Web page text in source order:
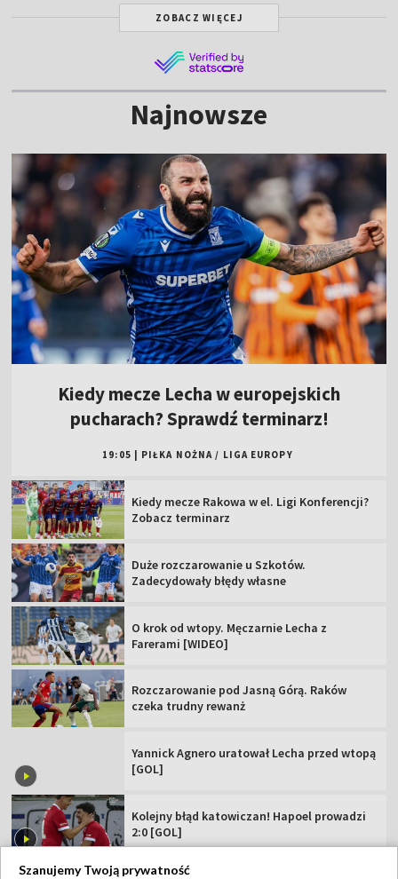
ZOBACZ WIĘCEJ
Najnowsze
Kiedy mecze Lecha w europejskich
pucharach? Sprawdź terminarz!
19:05 PIŁKA NOŻNA / LIGA EUROPY
Kiedy mecze Rakowa w el. Ligi Konferencji?
Zobacz terminarz
Duże rozczarowanie u Szkotów.
Zadecydowały błędy własne
O krok od wtopy. Męczarnie Lecha z
Farerami [WIDEO]
Rozczarowanie pod Jasną Górą. Raków
czeka trudny rewanż
Yannick Agnero uratował Lecha przed wtopą
[GOL]
Kolejny błąd katowiczan! Hapoel prowadzi
2:0 [GOL]
Szanujemy Twoją prywatność